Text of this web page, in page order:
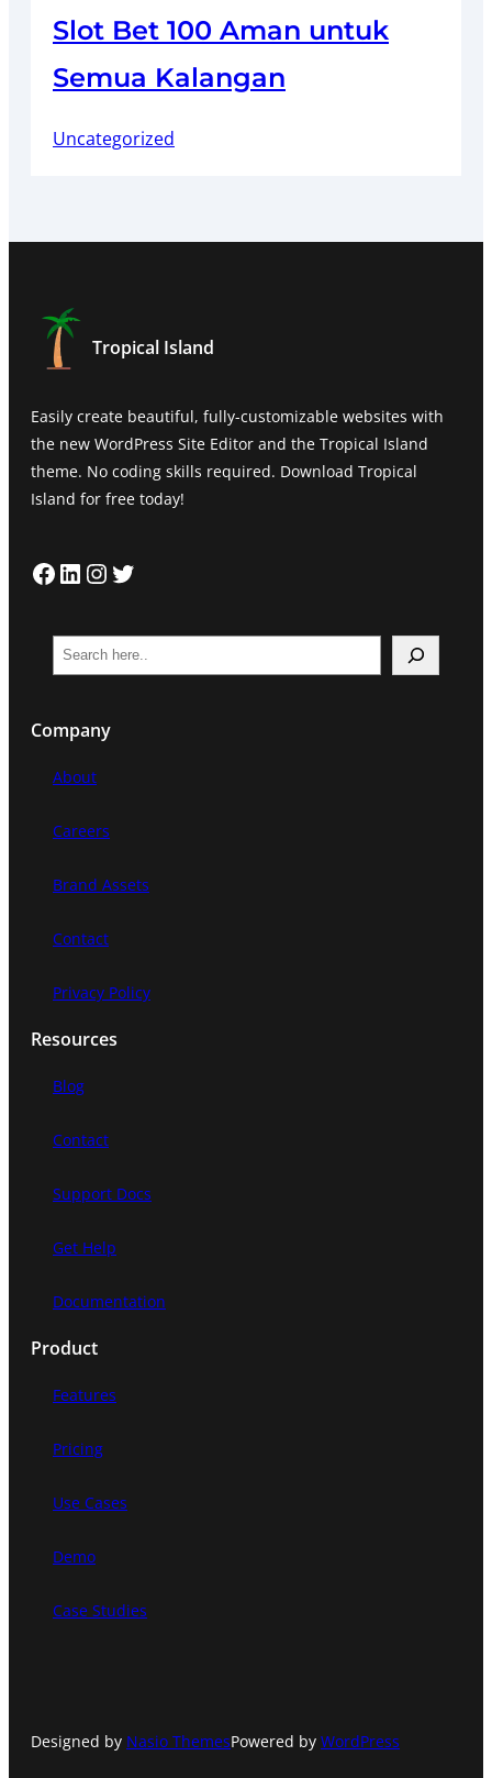
Slot Bet 100 Aman untuk
Semua Kalangan
Uncategorized
Tropical Island
Easily create beautiful, fully-customizable websites with
the new WordPress Site Editor and the Tropical Island
theme. No coding skills required. Download Tropical
Island for free today!
Facebook LinkedIn InstagramTwitter
e
r
c
Company
About
Careers
Brand Assets
Contact
Privacy Policy
Resources
Blog
Contact
Support Docs
Get Help
Documentation
Product
Features
Pricing
Use Cases
Demo
Case Studies
Designed by Nasio ThemesPowered by WordPress